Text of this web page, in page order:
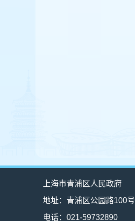
上海市青浦区人民政府
地址：青浦区公园路100号
电话：021-59732890